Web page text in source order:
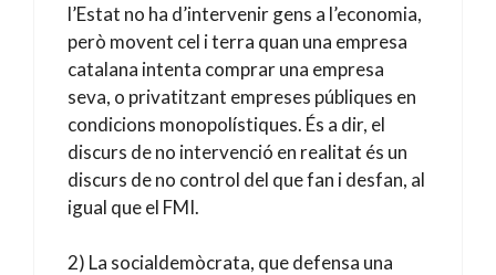
l’Estat no ha d’intervenir gens a l’economia,
però movent cel i terra quan una empresa
catalana intenta comprar una empresa
seva, o privatitzant empreses públiques en
condicions monopolístiques. És a dir, el
discurs de no intervenció en realitat és un
discurs de no control del que fan i desfan, al
igual que el FMI.
2) La socialdemòcrata, que defensa una